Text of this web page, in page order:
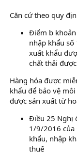
Căn cứ theo quy
Điểm b
nhập khẩu
xuất khẩu
chất thải
Hàng hóa được
khẩu để bảo vệ
được sản xuất từ
Điều 25 Nghị
1/9/2016 của
khẩu, nhập
thuế